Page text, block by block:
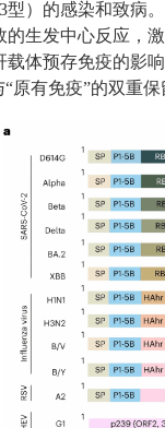
）的感染和致病
生发中心反应，
体预存免疫的影
原有免疫”的双重保